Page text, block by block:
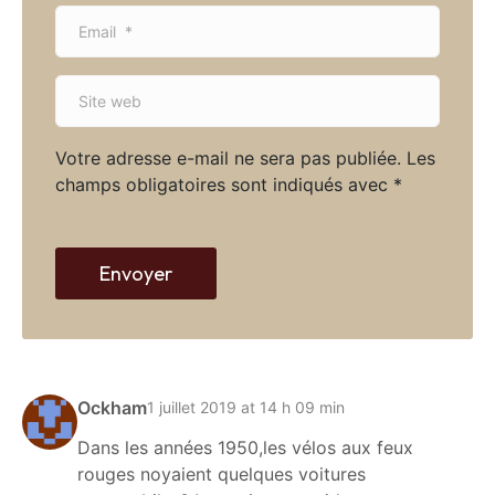
Ockham1 juillet 2019 at 14 h 09 min
Dans les années 1950,les vélos aux feux
rouges noyaient quelques voitures
Votre adresse e-mail ne sera pas publiée. Les
champs obligatoires sont indiqués avec *
*
E
a
l
*
S
e
w
b
Envoyer